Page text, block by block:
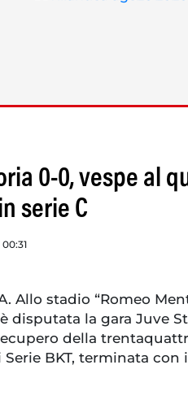
0-0, vespe al
serie C
Allo stadio “Romeo
disputata la gara Juve
della
BKT, terminata con